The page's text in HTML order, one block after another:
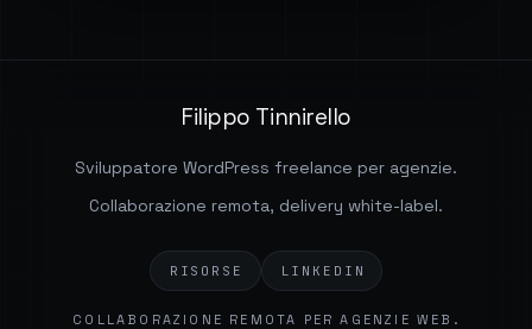
Filippo Tinnirello
Sviluppatore WordPress freelance per agenzie.
Collaborazione remota, delivery white-label.
RISORSE LINKEDIN
COLLABORAZIONE REMOTA PER AGENZIE WEB.